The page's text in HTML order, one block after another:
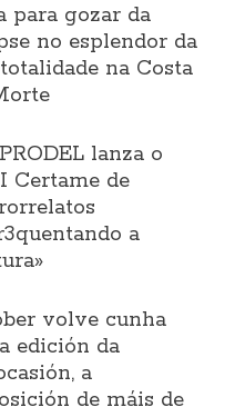
para gozar da
no esplendor da
na Costa
lanza o
Certame de
a
volve cunha
edición da
a
de máis de